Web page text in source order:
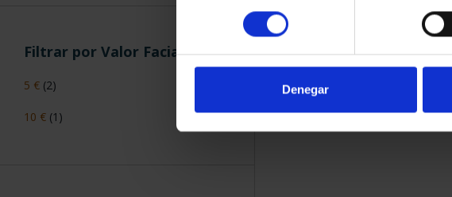
consentimiento
Denegar
Filtrar por Valor Facial
5 € (2)
10 € (1)